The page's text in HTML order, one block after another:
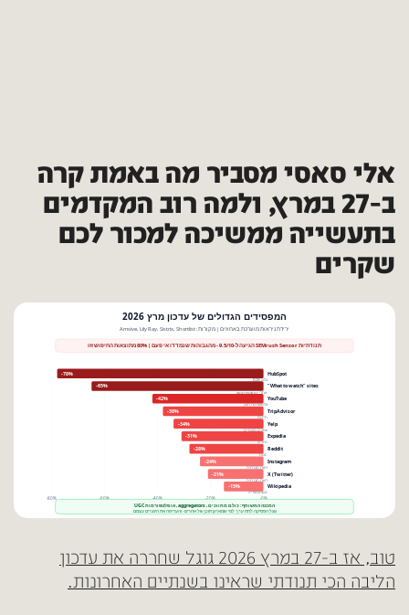
אלי סאסי מסביר מה באמת קרה
ב-27 במרץ, ולמה רוב המקדמים
בתעשייה ממשיכה למכור לכם
שקרים
טוב, אז ב-27 במרץ 2026 גוגל שחררה את עדכון
הליבה הכי תנודתי שראינו בשנתיים האחרונות.